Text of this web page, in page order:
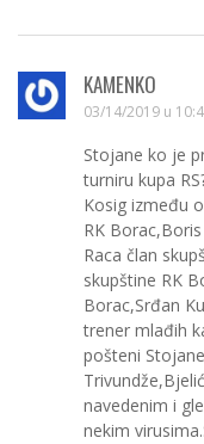
KAMENKO
03/14/2019 u
Stojane ko je
turniru kupa
Kosig između
RK
Raca član
skupštine RK
Borac,Srđan
trener mlađih
pošteni
navedenim i
nekim